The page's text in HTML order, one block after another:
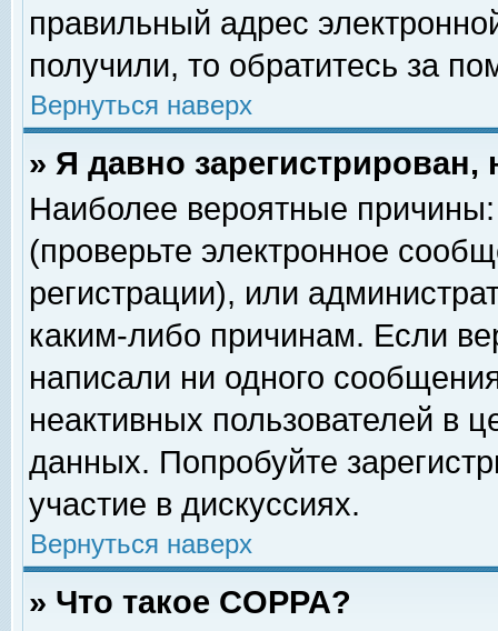
правильный адрес
получили, то обратитесь за
Вернуться наверх
» Я давно
Наиболее вероятные
(проверьте электронное
регистрации), или
каким-либо причинам. Если
написали ни одного
неактивных пользователей в
данных. Попробуйте
участие в дискуссиях.
Вернуться наверх
» Что такое COPPA?